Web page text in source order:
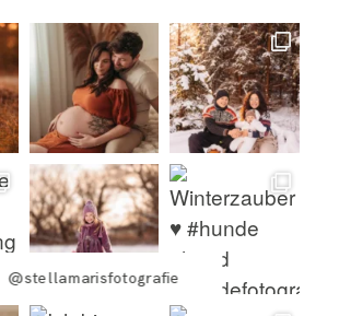
@stellamarisfotografie